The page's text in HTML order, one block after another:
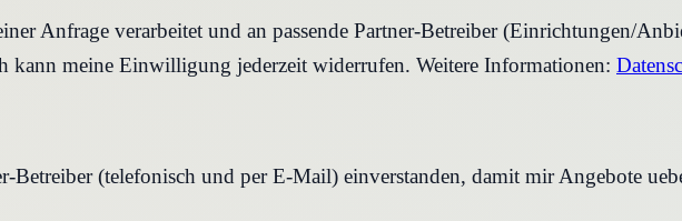
Anfrage verarbeitet und an passende Partner-Betreiber (Einrichtungen/
kann meine Einwilligung jederzeit widerrufen. Weitere Informationen:
Betreiber (telefonisch und per E-Mail) einverstanden, damit mir Angebote